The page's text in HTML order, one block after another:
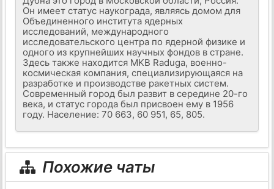
Он имеет статус наукограда, являясь домом для
Объединенного института ядерных
исследований, международного
исследовательского центра по ядерной физике и
одного из крупнейших научных фондов в стране.
Здесь также находится MKB Raduga, военно-
космическая компания, специализирующаяся на
разработке и производстве ракетных систем.
Современный город был развит в середине 20-го
века, и статус города был присвоен ему в 1956
году. Население: 70 663, 60 951, 65, 805.
Похожие чаты